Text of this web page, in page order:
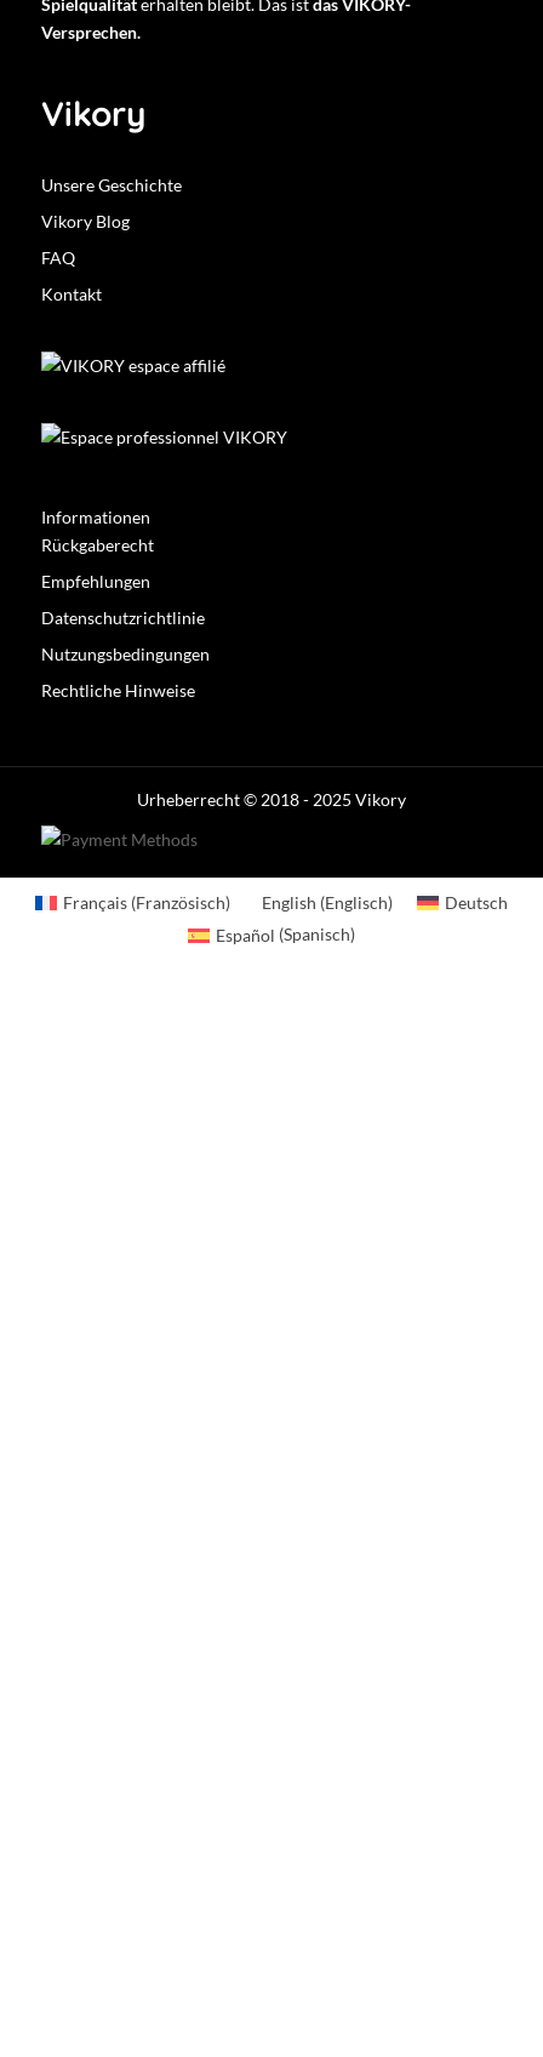
Spielqualitäterhalten bleibt. Das istdas VIKORY-
Versprechen.
Vikory
Unsere Geschichte
Vikory Blog
FAQ
Kontakt
Informationen
Rückgaberecht
Empfehlungen
Datenschutzrichtlinie
Nutzungsbedingungen
Rechtliche Hinweise
Urheberrecht © 2018 - 2025 Vikory
Français (Französisch) English (Englisch)
Deutsch
Español (Spanisch)